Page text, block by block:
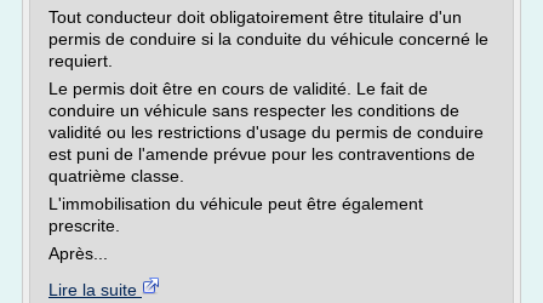
Tout conducteur doit obligatoirement être titulaire d'un
permis de conduire si la conduite du véhicule concerné le
requiert.
Le permis doit être en cours de validité. Le fait de
conduire un véhicule sans respecter les conditions de
validité ou les restrictions d'usage du permis de conduire
est puni de l'amende prévue pour les contraventions de
quatrième classe.
L'immobilisation du véhicule peut être également
prescrite.
Après...
Lire la suite